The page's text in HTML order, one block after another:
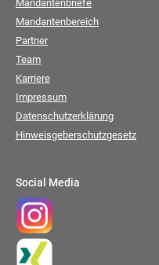
Mandantenbriefe
Mandantenbereich
Partner
Team
Karriere
Impressum
Datenschutzerklärung
Hinweisgeberschutzgesetz
Social Media